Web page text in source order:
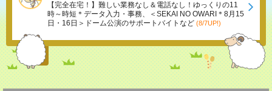
【完全在宅！】難しい業務なし＆電話なし！ゆっくりの11
時～時短＊データ入力・事務、＜SEKAI NO OWARI＊8月15
日・16日＞ドーム公演のサポートバイトなど (8/7UP!)